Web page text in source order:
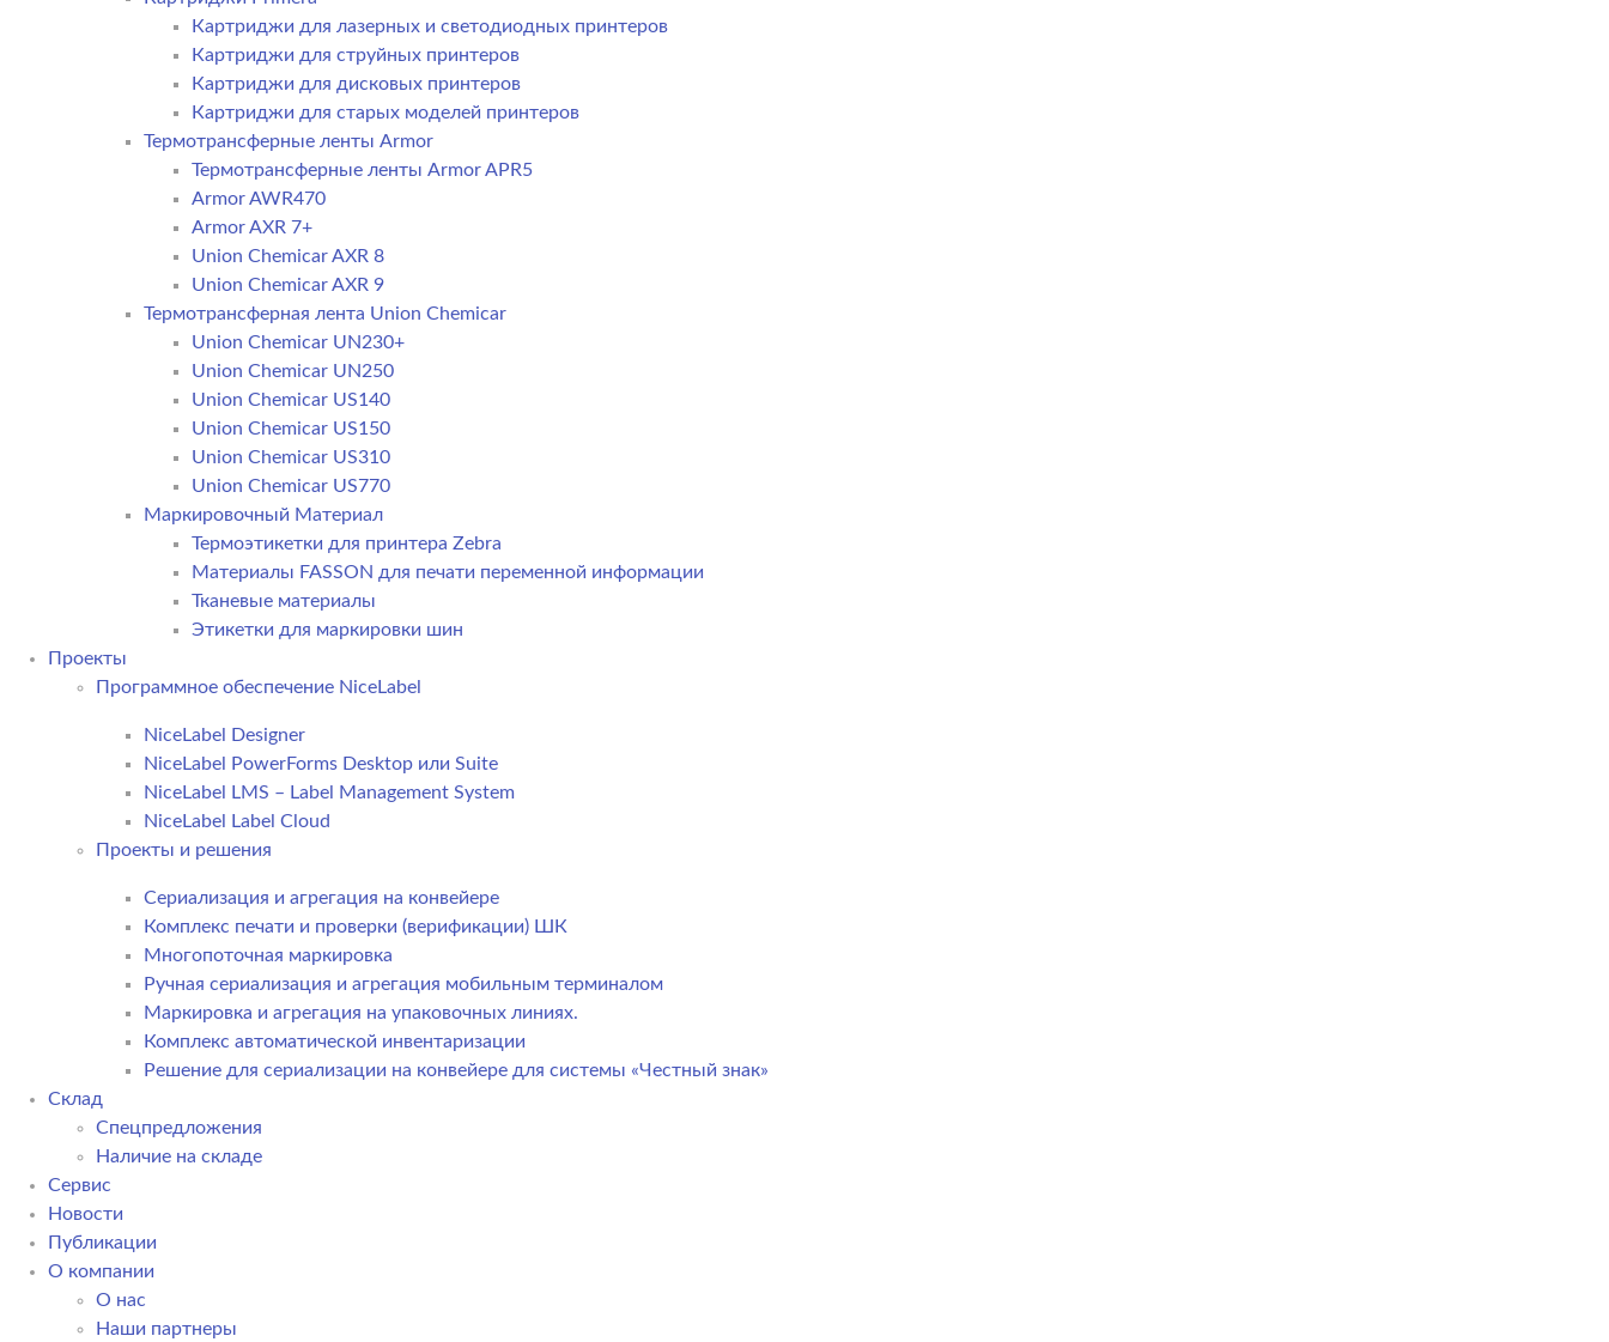
Картриджи для лазерных и светодиодных принтеров
Картриджи для струйных принтеров
Картриджи для дисковых принтеров
Картриджи для старых моделей принтеров
Термотрансферные ленты Armor
Термотрансферные ленты Armor APR5
Armor AWR470
Armor AXR 7+
Union Chemicar AXR 8
Union Chemicar AXR 9
Термотрансферная лента Union Chemicar
Union Chemicar UN230+
Union Chemicar UN250
Union Chemicar US140
Union Chemicar US150
Union Chemicar US310
Union Chemicar US770
Маркировочный Материал
Термоэтикетки для принтера Zebra
Материалы FASSON для печати переменной информации
Тканевые материалы
Этикетки для маркировки шин
Проекты
Программное обеспечение NiceLabel
NiceLabel Designer
NiceLabel PowerForms Desktop или Suite
NiceLabel LMS – Label Management System
NiceLabel Label Cloud
Проекты и решения
Сериализация и агрегация на конвейере
Комплекс печати и проверки (верификации) ШК
Многопоточная маркировка
Ручная сериализация и агрегация мобильным терминалом
Маркировка и агрегация на упаковочных линиях.
Комплекс автоматической инвентаризации
Решение для сериализации на конвейере для системы «Честный знак»
Склад
Спецпредложения
Наличие на складе
Сервис
Новости
Публикации
О компании
О нас
Наши партнеры